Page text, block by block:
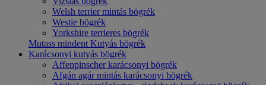
Welsh terrier mintás bögrék
Westie bögrék
Yorkshire terrieres bögrék
Mutass mindent Kutyás bögrék
Karácsonyi kutyás bögrék
Affenpinscher karácsonyi bögrék
Afgán agár mintás karácsonyi bögrék